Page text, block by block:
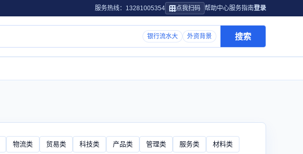
服务热线：13281005354 点我扫码 帮助中心服务指南登录
银行流水大 外资背景 搜索
物流类 贸易类 科技类 产品类 管理类 服务类 材料类